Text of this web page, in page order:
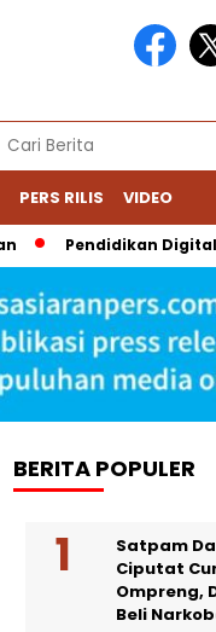
PERS RILIS VIDEO
Pendidikan Digital
BERITA POPULER
Satpam
Ciputat
Ompreng,
Beli